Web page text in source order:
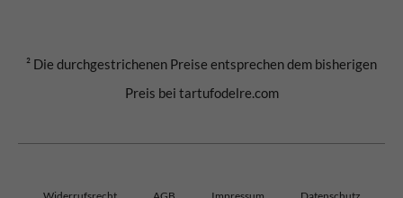
² Die durchgestrichenen Preise entsprechen dem bisherigen
Preis bei tartufodelre.com